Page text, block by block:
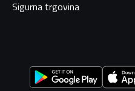
Sigurna trgovina